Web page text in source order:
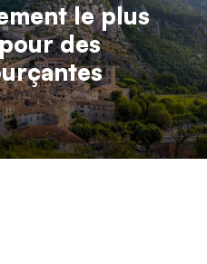
le plus
des